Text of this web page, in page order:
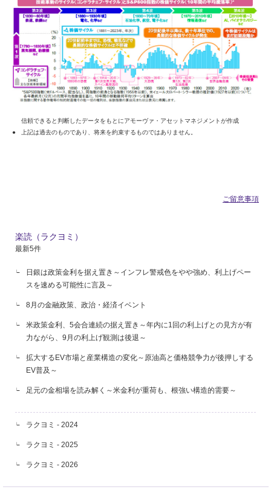
楽読（ラクヨミ）
最新5件
日銀は政策金利を据え置き～インフレ警戒色をやや強め、利上げペー
スを速める可能性に言及～
8月の金融政策、政治・経済イベント
米政策金利、5会合連続の据え置き～年内に1回の利上げとの見方が有
力ながら、9月の利上げ観測は後退～
拡大するEV市場と産業構造の変化～原油高と価格競争力が後押しする
EV普及～
足元の金相場を読み解く～米金利が重荷も、根強い構造的需要～
ラクヨミ - 2024
ラクヨミ - 2025
ラクヨミ - 2026
信頼できると判断したデータをもとにアモーヴァ・アセットマネジメントが作成
上記は過去のものであり、将来を約束するものではありません。
ご留意事項